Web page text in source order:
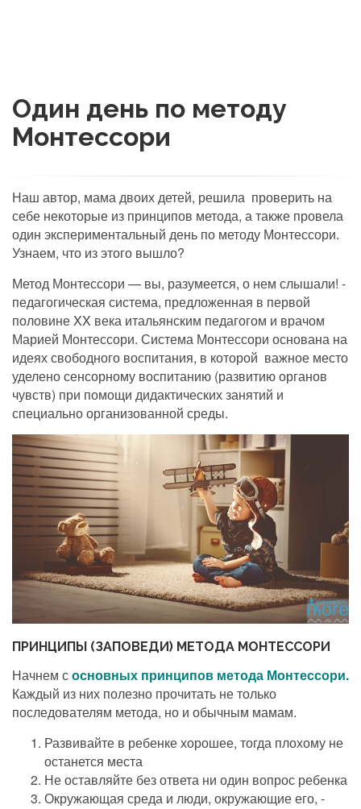
Один день по методу
Монтессори
Наш автор, мама двоих детей, решила проверить на
себе некоторые из принципов метода, а также провела
один экспериментальный день по методу Монтессори.
Узнаем, что из этого вышло?
Метод Монтессори — вы, разумеется, о нем слышали! -
педагогическая система, предложенная в первой
половине XX века итальянским педагогом и врачом
Марией Монтессори. Система Монтессори основана на
идеях свободного воспитания, в которой важное место
уделено сенсорному воспитанию (развитию органов
чувств) при помощи дидактических занятий и
специально организованной среды.
ПРИНЦИПЫ (ЗАПОВЕДИ) МЕТОДА МОНТЕССОРИ
Начнем сосновных принципов метода Монтессори.
Каждый из них полезно прочитать не только
последователям метода, но и обычным мамам.
Развивайте в ребенке хорошее, тогда плохому не
останется места
Не оставляйте без ответа ни один вопрос ребенка
Окружающая среда и люди, окружающие его, -